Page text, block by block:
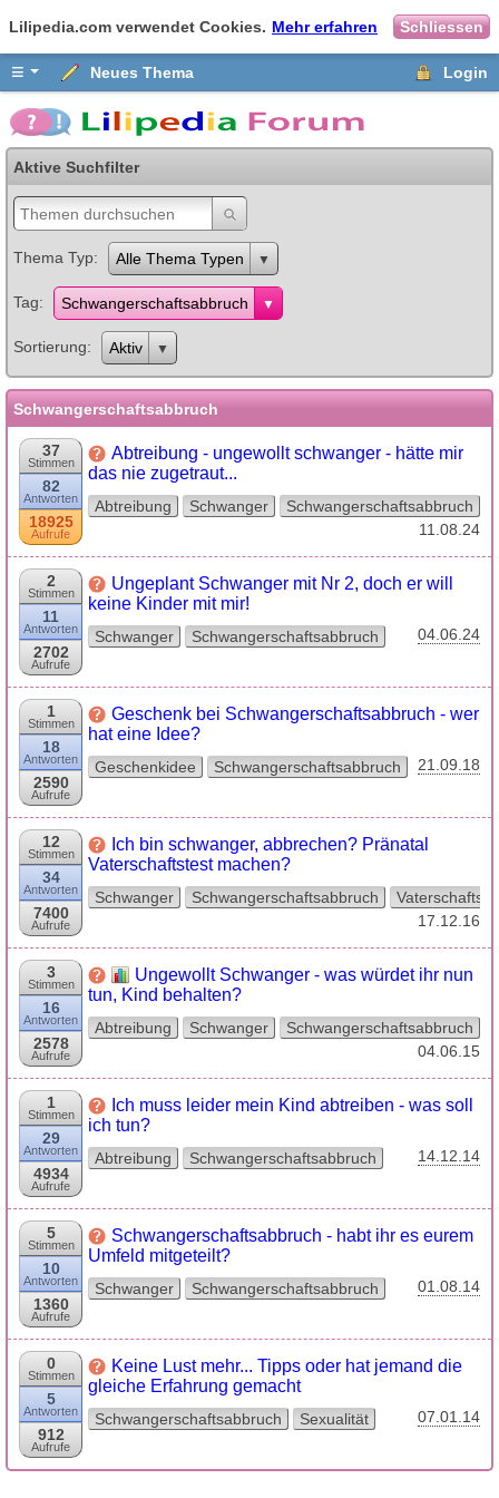
Lilipedia.com verwendet Cookies. Mehr erfahren Schliessen
≡ Neues Thema Login
Aktive Suchfilter
Thema Typ Alle Thema Typen
Tag Schwangerschaftsabbruch
Sortierung Aktiv
Schwangerschaftsabbruch
37
Stimmen
82
Antworten
18925
Aufrufe
Abtreibung - ungewollt schwanger - hätte mir
das nie zugetraut...
Abtreibung Schwanger
Schwangerschaftsabbruch
11.08.24
2
Stimmen
11
Antworten
2702
Aufrufe
Ungeplant Schwanger mit Nr 2, doch er will
keine Kinder mit mir!
Schwanger Schwangerschaftsabbruch 04.06.24
1
Stimmen
18
Antworten
2590
Aufrufe
Geschenk bei Schwangerschaftsabbruch - wer
hat eine Idee?
Geschenkidee Schwangerschaftsabbruch 21.09.18
12
Stimmen
34
Antworten
7400
Aufrufe
Ich bin schwanger, abbrechen? Pränatal
Vaterschaftstest machen?
Schwanger Schwangerschaftsabbruch
17.12.16
3
Stimmen
16
Antworten
2578
Aufrufe
Ungewollt Schwanger - was würdet ihr nun
tun, Kind behalten?
Abtreibung Schwanger
Schwangerschaftsabbruch
04.06.15
1
Stimmen
29
Antworten
4934
Aufrufe
Ich muss leider mein Kind abtreiben - was soll
ich tun?
Abtreibung Schwangerschaftsabbruch 14.12.14
5
Stimmen
10
Antworten
1360
Aufrufe
Schwangerschaftsabbruch - habt ihr es eurem
Umfeld mitgeteilt?
Schwanger Schwangerschaftsabbruch 01.08.14
0
Stimmen
5
Antworten
912
Aufrufe
Keine Lust mehr... Tipps oder hat jemand die
gleiche Erfahrung gemacht
Schwangerschaftsabbruch Sexualität 07.01.14